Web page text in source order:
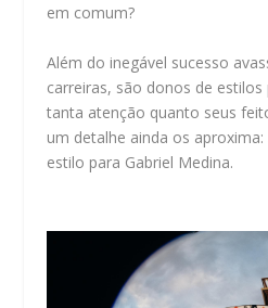
em comum?
Além do inegável sucesso
carreiras, são donos de
tanta atenção quanto seus
um detalhe ainda os
estilo para Gabriel Medina.